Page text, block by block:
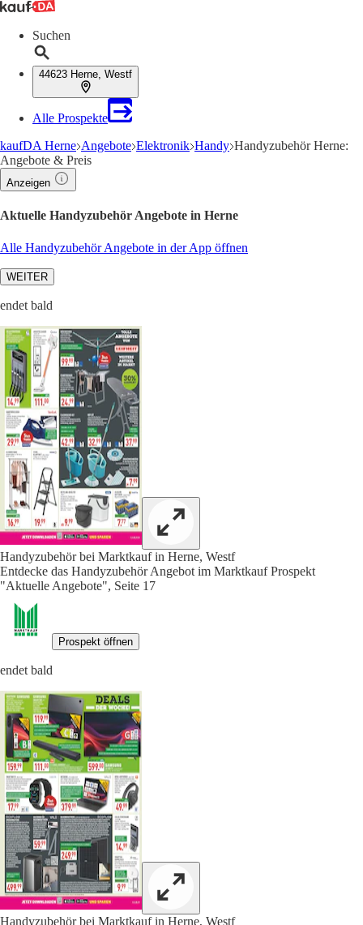
Suchen
44623 Herne, Westf
Alle Prospekte
kaufDA Herne Angebote Elektronik Handy Handyzubehör Herne:
Angebote & Preis
Anzeigen
Aktuelle Handyzubehör Angebote in Herne
Alle Handyzubehör Angebote in der App öffnen
WEITER
endet bald
Handyzubehör bei Marktkauf in Herne, Westf
Entdecke das Handyzubehör Angebot im Marktkauf Prospekt
"Aktuelle Angebote", Seite 17
Prospekt öffnen
endet bald
Handyzubehör bei Marktkauf in Herne, Westf